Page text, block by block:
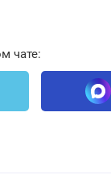
чате: